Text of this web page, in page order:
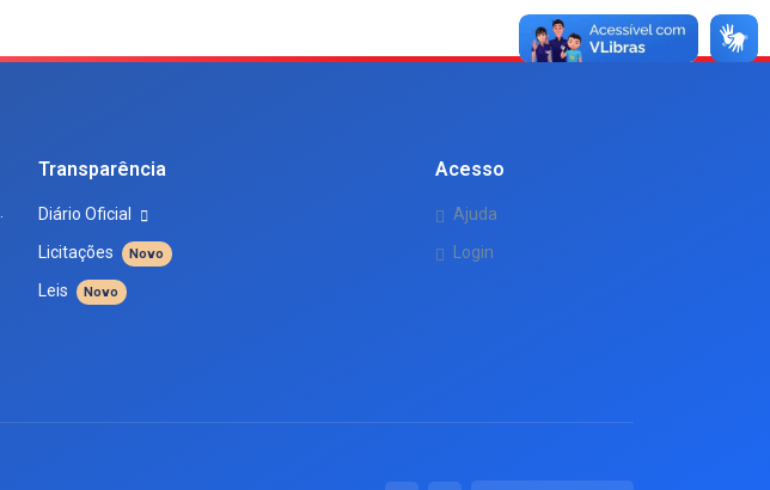
Transparência
Diário Oficial
Licitações
Novo
Leis Novo
Acesso
Ajuda
Login